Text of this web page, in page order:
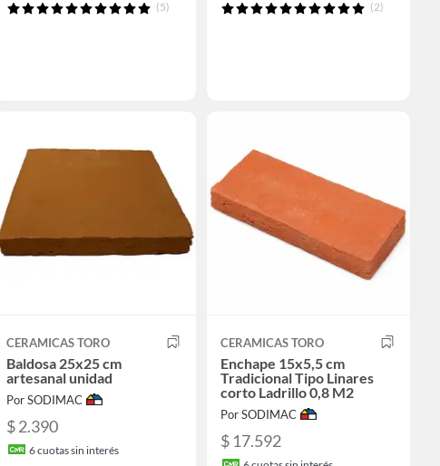
(5) (2)
CERAMICAS TORO
Baldosa 25x25 cm
artesanal unidad
Por SODIMAC
$ 2.390
6cuotas sin interés
CERAMICAS TORO
Enchape 15x5,5 cm
Tradicional Tipo Linares
corto Ladrillo 0,8 M2
Por SODIMAC
$ 17.592